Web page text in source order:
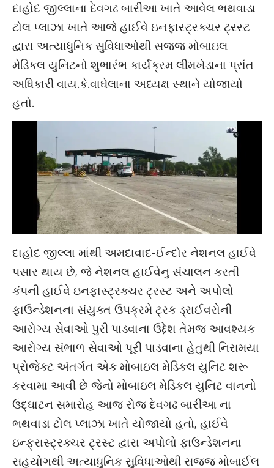
દાહોદ જીલ્લાના દેવગઢ બારીઆ ખાતે આવેલ ભથવાડા
ટોલ પ્લાઝા ખાતે આજે હાઈવે ઇનફાસ્ટ્રક્ચર ટ્રસ્ટ
દ્વારા અત્યાધુનિક સુવિધાઓથી સજ્જ મોબાઇલ
મેડિકલ યુનિટનો શુભારંભ કાર્યક્રમ લીમખેડાના પ્રાંત
અધિકારી વાય.કે.વાઘેલાના અધ્યક્ષ સ્થાને યોજાયો
હતો.
દાહોદ જીલ્લા માંથી અમદાવાદ-ઈન્દોર નેશનલ હાઈવે
પસાર થાય છે, જે નેશનલ હાઈવેનુ સંચાલન કરતી
કંપની હાઈવે ઇનફાસ્ટ્રક્ચર ટ્રસ્ટ અને અપોલો
ફાઉન્ડેશનના સંયુક્ત ઉપક્રમે ટ્રક ડ્રાઈવરોની
આરોગ્ય સેવાઓ પુરી પાડવાના ઉદ્દેશ તેમજ આવશ્યક
આરોગ્ય સંભાળ સેવાઓ પૂરી પાડવાના હેતુથી નિરામયા
પ્રોજેક્ટ અંતર્ગત એક મોબાઇલ મેડિકલ યુનિટ શરૂ
કરવામા આવી છે જેનો મોબાઇલ મેડિકલ યુનિટ વાનનો
ઉદ્ઘાટન સમારોહ આજ રોજ દેવગઢ બારીઆ ના
ભથવાડા ટોલ પ્લાઝા ખાતે યોજાયો હતો, હાઈવે
ઇન્ફ્રાસ્ટ્રક્ચર ટ્રસ્ટ દ્વારા અપોલો ફાઉન્ડેશનના
સહયોગથી અત્યાધુનિક સુવિધાઓથી સજ્જ મોબાઈલ